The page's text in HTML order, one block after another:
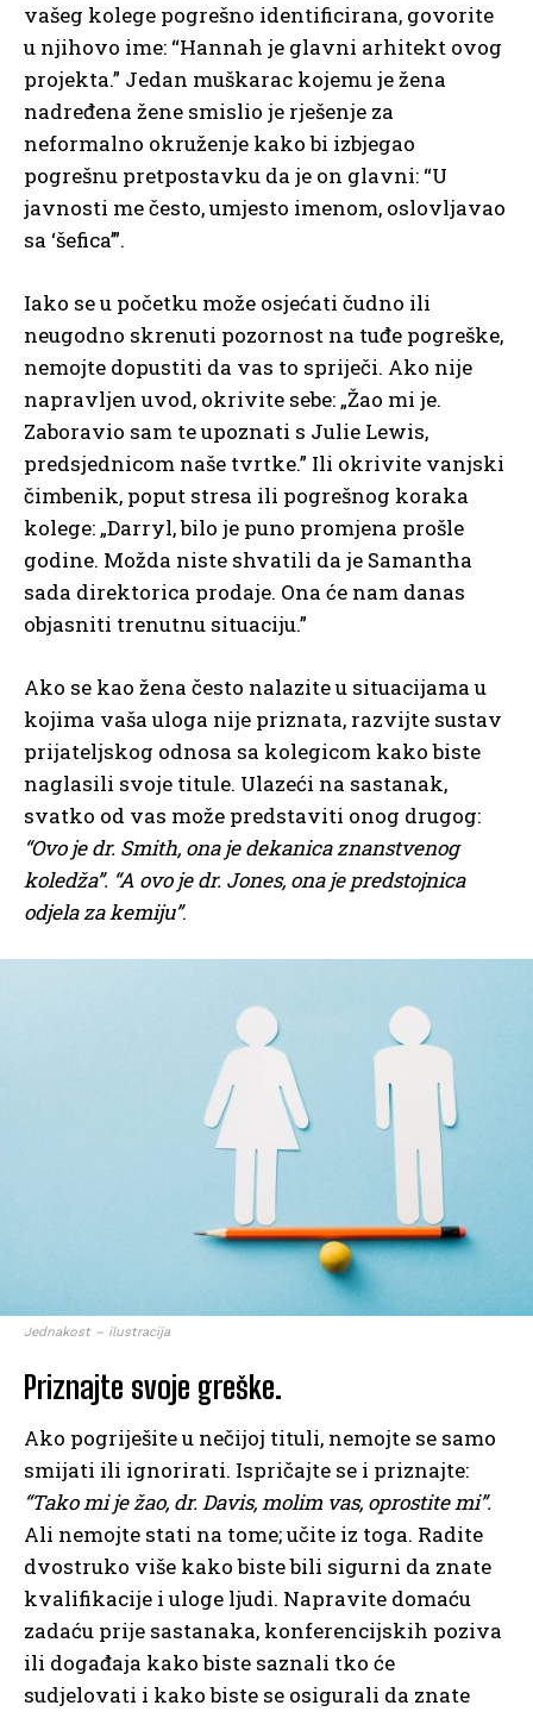
vašeg kolege pogrešno identificirana, govorite
u njihovo ime: “Hannah je glavni arhitekt ovog
projekta.” Jedan muškarac kojemu je žena
nadređena žene smislio je rješenje za
neformalno okruženje kako bi izbjegao
pogrešnu pretpostavku da je on glavni: “U
javnosti me često, umjesto imenom, oslovljavao
sa ‘šefica’”.
Iako se u početku može osjećati čudno ili
neugodno skrenuti pozornost na tuđe pogreške,
nemojte dopustiti da vas to spriječi. Ako nije
napravljen uvod, okrivite sebe: „Žao mi je.
Zaboravio sam te upoznati s Julie Lewis,
predsjednicom naše tvrtke.” Ili okrivite vanjski
čimbenik, poput stresa ili pogrešnog koraka
kolege: „Darryl, bilo je puno promjena prošle
godine. Možda niste shvatili da je Samantha
sada direktorica prodaje. Ona će nam danas
objasniti trenutnu situaciju.”
Ako se kao žena često nalazite u situacijama u
kojima vaša uloga nije priznata, razvijte sustav
prijateljskog odnosa sa kolegicom kako biste
naglasili svoje titule. Ulazeći na sastanak,
svatko od vas može predstaviti onog drugog:
“Ovo je dr. Smith, ona je dekanica znanstvenog
koledža”. “A ovo je dr. Jones, ona je predstojnica
odjela za kemiju”.
Jednakost – ilustracija
Priznajte svoje greške.
Ako pogriješite u nečijoj tituli, nemojte se samo
smijati ili ignorirati. Ispričajte se i priznajte:
“Tako mi je žao, dr. Davis, molim vas, oprostite mi”.
Ali nemojte stati na tome; učite iz toga. Radite
dvostruko više kako biste bili sigurni da znate
kvalifikacije i uloge ljudi. Napravite domaću
zadaću prije sastanaka, konferencijskih poziva
ili događaja kako biste saznali tko će
sudjelovati i kako biste se osigurali da znate